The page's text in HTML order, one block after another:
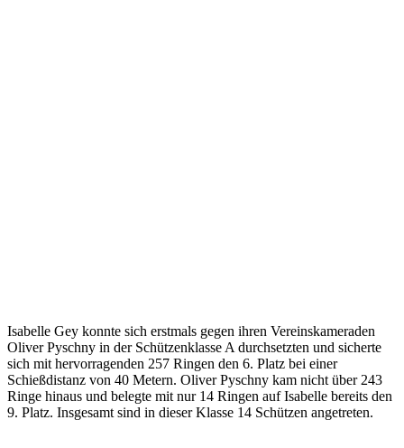
Isabelle Gey konnte sich erstmals gegen ihren Vereinskameraden
Oliver Pyschny in der Schützenklasse A durchsetzten und sicherte
sich mit hervorragenden 257 Ringen den 6. Platz bei einer
Schießdistanz von 40 Metern. Oliver Pyschny kam nicht über 243
Ringe hinaus und belegte mit nur 14 Ringen auf Isabelle bereits den
9. Platz. Insgesamt sind in dieser Klasse 14 Schützen angetreten.